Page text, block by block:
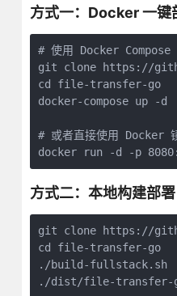
方式一：Docker 一键
# 使用 Docker Compose
git clone https://
cd file-transfer-go
docker-compose up -d
# 或者直接使用 Docker
docker run -d -p
方式二：本地构建部署
git clone https://
cd file-transfer-go
./build-fullstack.sh
./dist/file-transfer-